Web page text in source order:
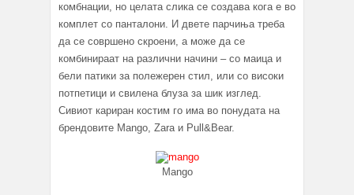
комбнации, но целата слика се создава кога е во
комплет со панталони. И двете парчиња треба
да се совршено скроени, а може да се
комбинираат на различни начини – со маица и
бели патики за полежерен стил, или со високи
потпетици и свилена блуза за шик изглед.
Сивиот кариран костим го има во понудата на
брендовите Mango, Zara и Pull&Bear.
Mango